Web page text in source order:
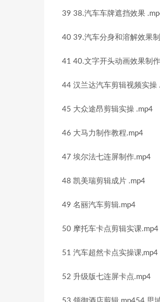
39 38.汽车车牌遮挡效果
40 39.汽车分身和溶解效果
41 40.文字开头动画效果制
44 汉兰达汽车剪辑视频实操
45 大众途昂剪辑实操 .mp4
46 大马力制作教程.mp4
47 埃尔法七连屏制作.mp4
48 凯美瑞剪辑成片 .mp4
49 名丽汽车剪辑.mp4
50 摩托车卡点剪辑实课.mp4
51 汽车超然卡点实操课,mp4
52 升级版七连屏卡点.mp4